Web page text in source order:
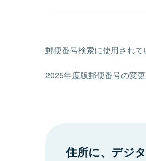
郵便番号検索に使用され
2025年度版郵便番号の変
住所に、デジ